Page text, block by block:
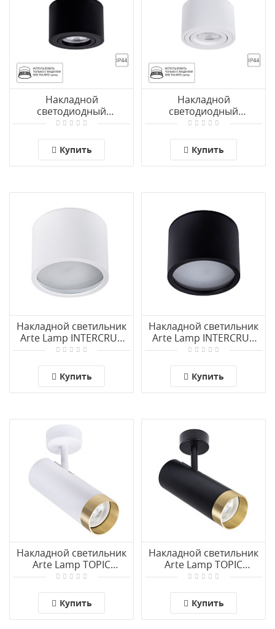
Накладной
светодиодный
светильник Arte Lamp
Купить
Накладной
светодиодный
светильник Arte Lamp
Купить
Накладной светильник
Arte Lamp INTERCRUS
A5543PL-1WH
Купить
Накладной светильник
Arte Lamp INTERCRUS
A5543PL-1BK
Купить
Накладной светильник
Arte Lamp TOPIC
A2357PL-1WH
Купить
Накладной светильник
Arte Lamp TOPIC
A2357PL-1BK
Купить